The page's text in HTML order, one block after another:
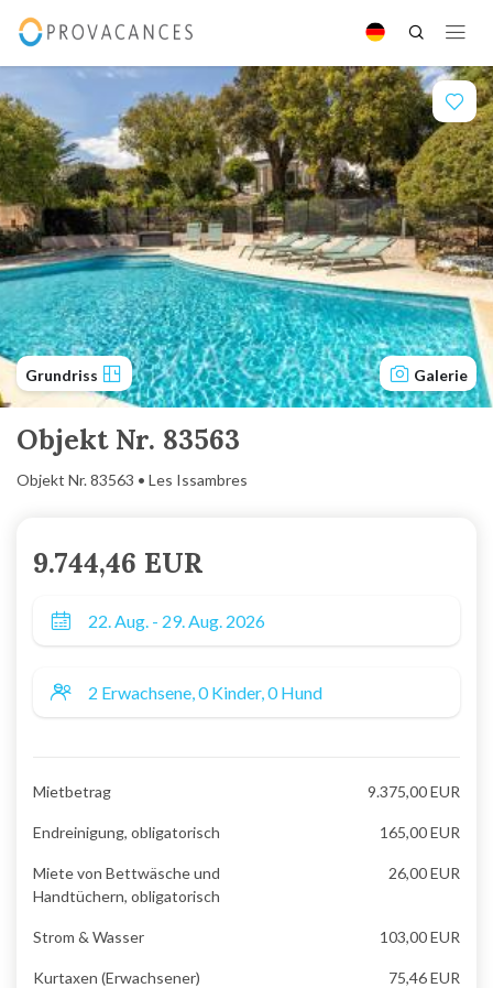
Grundriss Galerie
Objekt Nr. 83563
Objekt Nr. 83563 • Les Issambres
9.744,46 EUR
Mietbetrag 9.375,00 EUR
Endreinigung, obligatorisch 165,00 EUR
Miete von Bettwäsche und
Handtüchern, obligatorisch
26,00 EUR
Strom & Wasser 103,00 EUR
Kurtaxen (Erwachsener) 75,46 EUR